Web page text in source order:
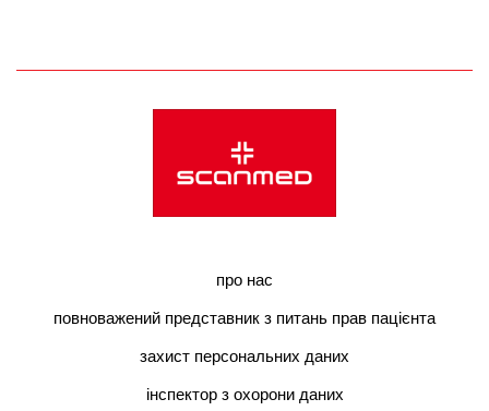
про нас
повноважений представник з питань прав пацієнта
захист персональних даних
інспектор з охорони даних